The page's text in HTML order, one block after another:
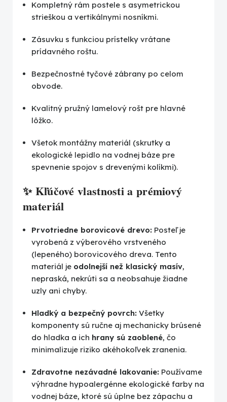
Kompletný rám postele s asymetrickou
strieškou a vertikálnymi nosníkmi.
Zásuvku s funkciou prístelky vrátane
prídavného roštu.
Bezpečnostné tyčové zábrany po celom
obvode.
Kvalitný pružný lamelový rošt pre hlavné
lôžko.
Všetok montážny materiál (skrutky a
ekologické lepidlo na vodnej báze pre
spevnenie spojov s drevenými kolíkmi).
✨ Kľúčové vlastnosti a prémiový
materiál
Prvotriedne borovicové drevo: Posteľ je
vyrobená z výberového vrstveného
(lepeného) borovicového dreva. Tento
materiál je odolnejší než klasický masív,
nepraská, nekrúti sa a neobsahuje žiadne
uzly ani chyby.
Hladký a bezpečný povrch: Všetky
komponenty sú ručne aj mechanicky brúsené
do hladka a ich hrany sú zaoblené, čo
minimalizuje riziko akéhokoľvek zranenia.
Zdravotne nezávadné lakovanie: Používame
výhradne hypoalergénne ekologické farby na
vodnej báze, ktoré sú úplne bez zápachu a